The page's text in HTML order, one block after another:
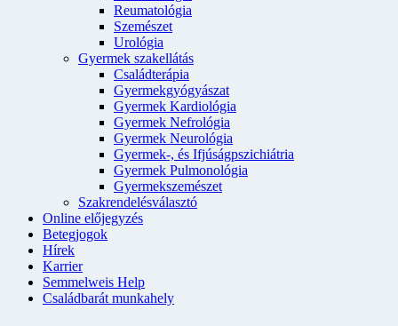
Reumatológia
Szemészet
Urológia
Gyermek szakellátás
Családterápia
Gyermekgyógyászat
Gyermek Kardiológia
Gyermek Nefrológia
Gyermek Neurológia
Gyermek-, és Ifjúságpszichiátria
Gyermek Pulmonológia
Gyermekszemészet
Szakrendelésválasztó
Online előjegyzés
Betegjogok
Hírek
Karrier
Semmelweis Help
Családbarát munkahely